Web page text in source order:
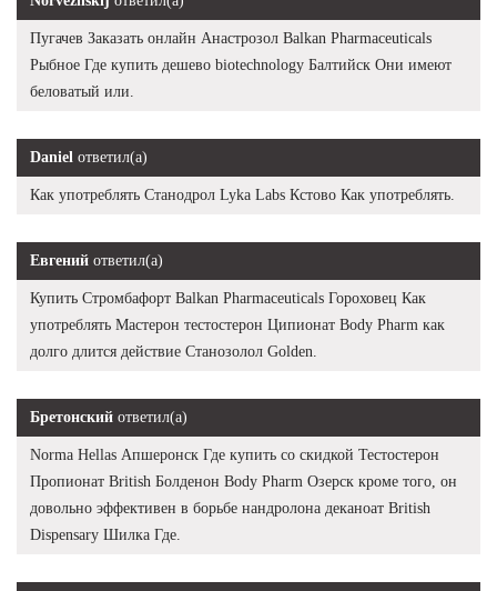
Пугачев Заказать онлайн Анастрозол Balkan Pharmaceuticals
Рыбное Где купить дешево biotechnology Балтийск Они имеют
беловатый или.
Daniel ответил(а)
Как употреблять Станодрол Lyka Labs Кстово Как употреблять.
Евгений ответил(а)
Купить Стромбафорт Balkan Pharmaceuticals Гороховец Как
употреблять Мастерон тестостерон Ципионат Body Pharm как
долго длится действие Cтанозолол Golden.
Бретонский ответил(а)
Norma Hellas Апшеронск Где купить со скидкой Тестостерон
Пропионат British Болденон Body Pharm Озерск кроме того, он
довольно эффективен в борьбе нандролона деканоат British
Dispensary Шилка Где.